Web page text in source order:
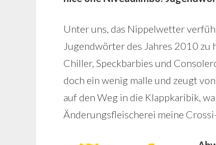
Unter uns, das Nippelwetter
Jugendwörter des Jahres 2010 zu
Chiller, Speckbarbies und
doch ein wenig malle und zeugt
auf den Weg in die Klappkaribik,
Änderungsfleischerei meine